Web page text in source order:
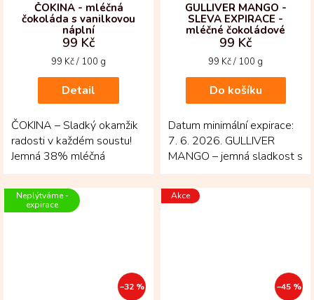
ČOKINA - mléčná
čokoláda s vanilkovou
náplní
99 Kč
Měrná
99 Kč / 100 g
Detail
ČOKINA – Sladký okamžik
radosti v každém soustu!
Jemná 38% mléčná
čokoláda se snoubí s
krémovou vanilkovou náplní
a...
GULLIVER MANGO -
SLEVA EXPIRACE -
mléčné čokoládové
pralinky s mangovou
99 Kč
Měrná
99 Kč / 100 g
Do košíku
Datum minimální expirace:
7. 6. 2026. GULLIVER
MANGO – jemná sladkost s
tropickým úsměvem!
Mléčné čokoládové
pralinky...
Neplýtváme -
expirace
–32 %
Akce
–45 %